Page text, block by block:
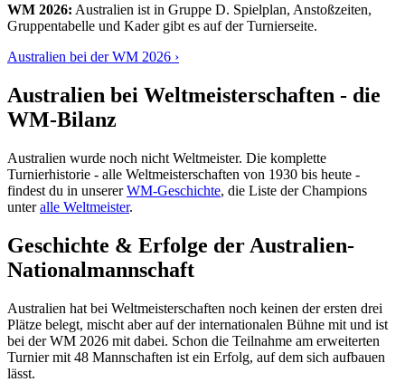
WM 2026: Australien ist in Gruppe D. Spielplan, Anstoßzeiten,
Gruppentabelle und Kader gibt es auf der Turnierseite.
Australien bei der WM 2026 ›
Australien bei Weltmeisterschaften - die
WM-Bilanz
Australien wurde noch nicht Weltmeister. Die komplette
Turnierhistorie - alle Weltmeisterschaften von 1930 bis heute -
findest du in unsererWM-Geschichte, die Liste der Champions
unteralle Weltmeister.
Geschichte & Erfolge der Australien-
Nationalmannschaft
Australien hat bei Weltmeisterschaften noch keinen der ersten drei
Plätze belegt, mischt aber auf der internationalen Bühne mit und ist
bei der WM 2026 mit dabei. Schon die Teilnahme am erweiterten
Turnier mit 48 Mannschaften ist ein Erfolg, auf dem sich aufbauen
lässt.